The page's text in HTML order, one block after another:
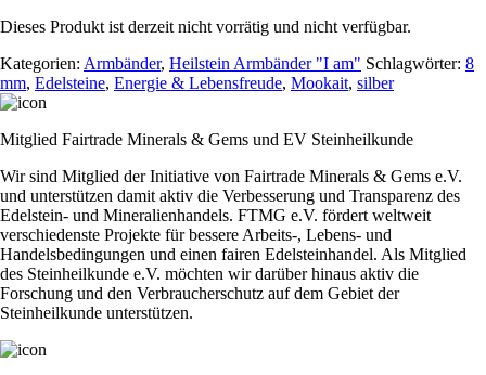
Dieses Produkt ist derzeit nicht vorrätig und nicht verfügbar.
Kategorien: Armbänder, Heilstein Armbänder "I am" Schlagwörter: 8
mm, Edelsteine, Energie & Lebensfreude, Mookait, silber
Mitglied Fairtrade Minerals & Gems und EV Steinheilkunde
Wir sind Mitglied der Initiative von Fairtrade Minerals & Gems e.V.
und unterstützen damit aktiv die Verbesserung und Transparenz des
Edelstein- und Mineralienhandels. FTMG e.V. fördert weltweit
verschiedenste Projekte für bessere Arbeits-, Lebens- und
Handelsbedingungen und einen fairen Edelsteinhandel. Als Mitglied
des Steinheilkunde e.V. möchten wir darüber hinaus aktiv die
Forschung und den Verbraucherschutz auf dem Gebiet der
Steinheilkunde unterstützen.